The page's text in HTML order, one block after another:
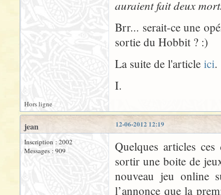
auraient fait deux
Brr... serait-ce une
sortie du Hobbit ? :)
La suite de l'article ici.
I.
Hors ligne
12-06-2012 12:19
jean
Inscription : 2002
Messages : 909
Quelques articles
sortir une boite de
nouveau jeu online
l’annonce que la